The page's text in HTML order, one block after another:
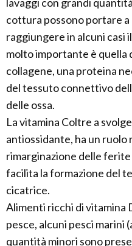
cottura possono portare
raggiungere in alcuni casi
molto importante è quella
collagene, una proteina
del tessuto connettivo
delle ossa.
La vitamina Coltre a
antiossidante, ha un ruolo
rimarginazione delle
facilita la formazione del
cicatrice.
Alimenti ricchi di vitamina
pesce, alcuni pesci marini
quantità minori sono